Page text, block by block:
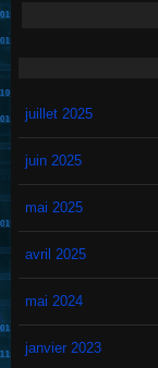
juillet 2025
juin 2025
mai 2025
avril 2025
mai 2024
janvier 2023